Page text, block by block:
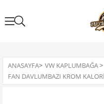
ANASAYFA> VW KAPLUMBAĞA>
FAN DAVLUMBAZI KROM